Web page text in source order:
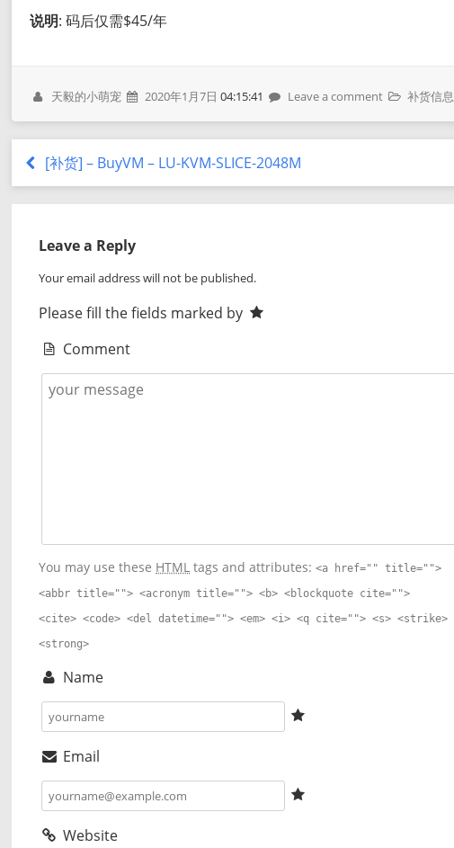
说明: 码后仅需$45/年
天毅的小萌宠 2020年1月7日 04:15:41 Leave a comment 补货信息
[补货] – BuyVM – LU-KVM-SLICE-2048M
Leave a Reply
Your email address will not be published.
Please fill the fields marked by
Comment
You may use these HTML tags and attributes:<a href="" title="">
<abbr title=""> <acronym title=""> <b> <blockquote cite="">
<cite> <code> <del datetime=""> <em> <i> <q cite=""> <s> <strike>
<strong>
Name
Email
Website